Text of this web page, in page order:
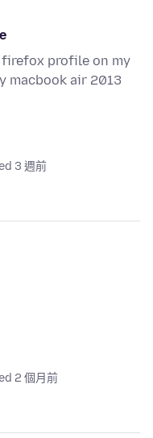
profile on my
macbook air 2013
3 週前
2 個月前